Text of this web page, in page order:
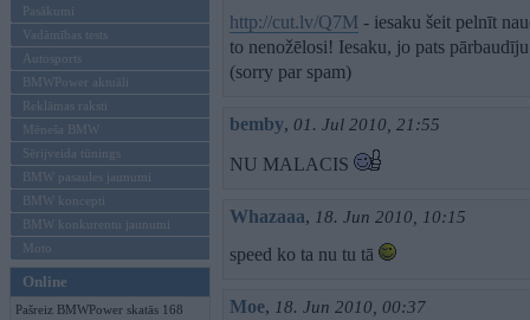
Pasākumi
Vadāmības tests
Autosports
BMWPower aktuāli
Reklāmas raksti
Mēneša BMW
Sērijveida tūnings
BMW pasaules jaunumi
BMW koncepti
BMW konkurentu jaunumi
Moto
Online
Pašreiz BMWPower skatās 168
http://cut.lv/Q7M - iesaku šeit pelnīt
to nenožēlosi! Iesaku, jo pats
(sorry par spam)
bemby, 01. Jul 2010, 21:55
NU MALACIS
Whazaaa, 18. Jun 2010, 10:15
speed ko ta nu tu tā
Moe, 18. Jun 2010, 00:37